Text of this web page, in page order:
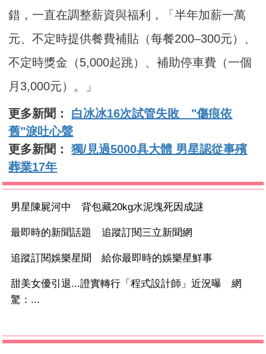
錯，一直在調整薪資與福利，「半年加薪一萬
元、不定時提供餐費補貼（每餐200–300元）、
不定時獎金（5,000起跳）、補助停車費（一個
月3,000元）。」
更多新聞： 白冰冰16次試管失敗 "傷痕依
舊"淚吐心聲
更多新聞：獨/見過5000具大體 男星認從事殯
葬業17年
男星陳屍河中 背包藏20kg水泥塊死因成謎
最即時的新聞話題 追蹤訂閱三立新聞網
追蹤訂閱娛樂星聞 給你最即時的娛樂星鮮事
甜美女優引退...證實轉行「程式設計師」近況曝 網
驚：...